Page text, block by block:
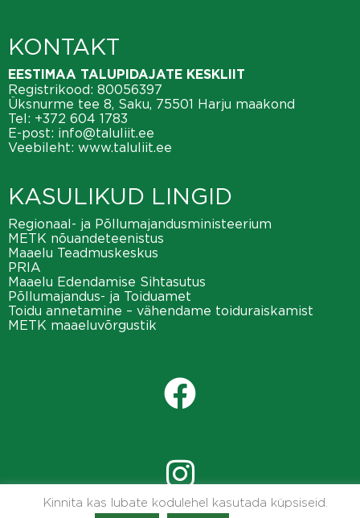
KONTAKT
EESTIMAA TALUPIDAJATE KESKLIIT
Registrikood: 80056397
Üksnurme tee 8, Saku, 75501 Harju maakond
Tel: +372 604 1783
E-post: info@taluliit.ee
Veebileht: www.taluliit.ee
KASULIKUD LINGID
Regionaal- ja Põllumajandusministeerium
METK nõuandeteenistus
Maaelu Teadmuskeskus
PRIA
Maaelu Edendamise Sihtasutus
Põllumajandus- ja Toiduamet
Toidu annetamine – vähendame toiduraiskamist
METK maaeluvõrgustik
Kinnita kas lubate kodulehel kasutada küpsiseid.